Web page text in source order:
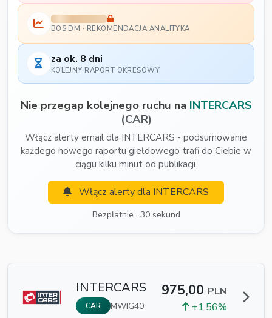
BOS DM · REKOMENDACJA ANALITYKA
za ok. 8 dni
KOLEJNY RAPORT OKRESOWY
Nie przegap kolejnego ruchu na INTERCARS
(CAR)
Włącz alerty email dla INTERCARS - podsumowanie
każdego nowego raportu giełdowego trafi do Ciebie w
ciągu kilku minut od publikacji.
Włącz alerty dla INTERCARS
Bezpłatnie · 30 sekund
INTERCARS
CAR MWIG40
975,00 PLN
+1.56%